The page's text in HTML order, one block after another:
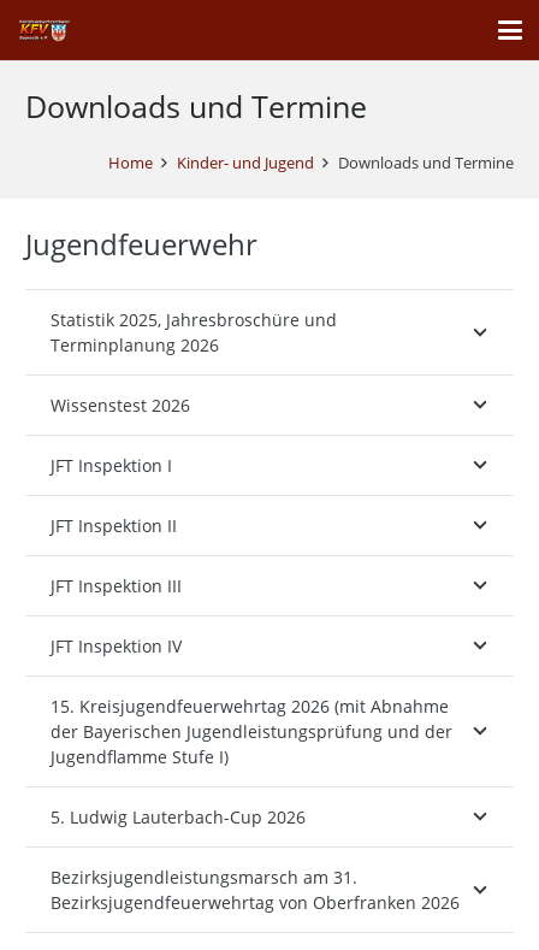
Downloads und Termine
Home Kinder- und Jugend Downloads und Termine
Jugendfeuerwehr
Statistik 2025, Jahresbroschüre und
Terminplanung 2026
Wissenstest 2026
JFT Inspektion I
JFT Inspektion II
JFT Inspektion III
JFT Inspektion IV
15. Kreisjugendfeuerwehrtag 2026 (mit Abnahme
der Bayerischen Jugendleistungsprüfung und der
Jugendflamme Stufe I)
5. Ludwig Lauterbach-Cup 2026
Bezirksjugendleistungsmarsch am 31.
Bezirksjugendfeuerwehrtag von Oberfranken 2026